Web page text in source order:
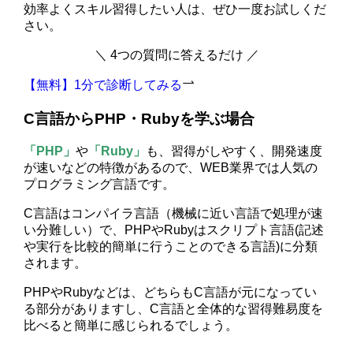
効率よくスキル習得したい人は、ぜひ一度お試しくだ
さい。
＼ 4つの質問に答えるだけ ／
【無料】1分で診断してみる
C言語からPHP・Rubyを学ぶ場合
「PHP」や 「Ruby」
も、習得がしやすく、開発速度
が速いなどの特徴があるので、WEB業界では人気の
プログラミング言語です。
C言語はコンパイラ言語（機械に近い言語で処理が速
い分難しい）で、PHPやRubyはスクリプト言語(記述
や実行を比較的簡単に行うことのできる言語)に分類
されます。
PHPやRubyなどは、どちらもC言語が元になってい
る部分がありますし、C言語と全体的な習得難易度を
比べると簡単に感じられるでしょう。